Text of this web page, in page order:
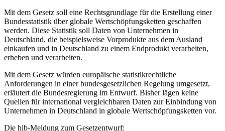
Mit dem Gesetz soll eine Rechtsgrundlage für die Erstellung einer
Bundesstatistik über globale Wertschöpfungsketten geschaffen
werden. Diese Statistik soll Daten von Unternehmen in
Deutschland, die beispielsweise Vorprodukte aus dem Ausland
einkaufen und in Deutschland zu einem Endprodukt verarbeiten,
erheben und verarbeiten.
Mit dem Gesetz würden europäische statistikrechtliche
Anforderungen in einer bundesgesetzlichen Regelung umgesetzt,
erläutert die Bundesregierung im Entwurf. Bisher lägen keine
Quellen für international vergleichbaren Daten zur Einbindung von
Unternehmen in Deutschland in globale Wertschöpfungsketten vor.
Die hib-Meldung zum Gesetzentwurf: